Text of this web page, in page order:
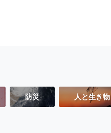
防災 人と生き物